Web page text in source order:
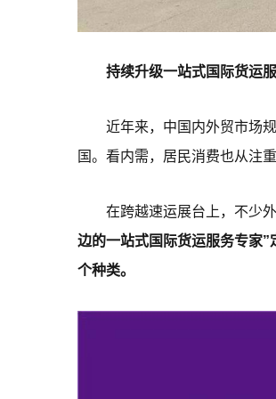
持续升级一站式国际货运
近年来，中国内外贸市场
国。看内需，居民消费也从注
在跨越速运展台上，不少
边的一站式国际货运服务专家
个种类。